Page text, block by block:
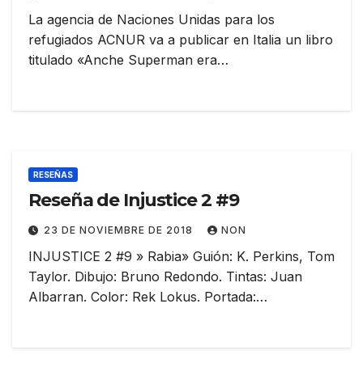
La agencia de Naciones Unidas para los
refugiados ACNUR va a publicar en Italia un libro
titulado «Anche Superman era…
RESEÑAS
Reseña de Injustice 2 #9
23 DE NOVIEMBRE DE 2018 NON
INJUSTICE 2 #9 » Rabia» Guión: K. Perkins, Tom
Taylor. Dibujo: Bruno Redondo. Tintas: Juan
Albarran. Color: Rek Lokus. Portada:…